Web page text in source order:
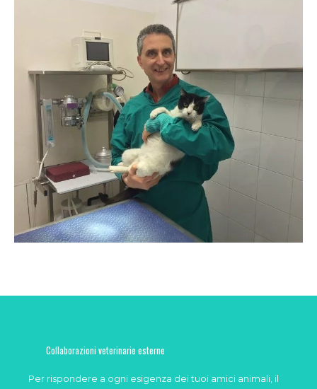
Collaborazioni veterinarie esterne
Per rispondere a ogni esigenza dei tuoi amici animali, il